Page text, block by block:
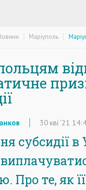
Маріуполь
30 кві '21
субсидії в
Про те, як